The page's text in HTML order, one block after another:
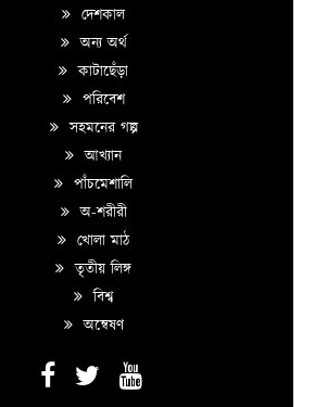
দেশকাল
অন্য অর্থ
কাটাছেঁড়া
পরিবেশ
সহমনের গল্প
আখ্যান
পাঁচমেশালি
অ-শরীরী
খোলা মাঠ
তৃতীয় লিঙ্গ
বিশ্ব
অন্বেষণ